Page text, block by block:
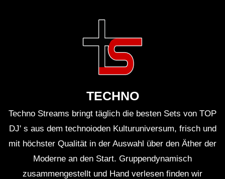
Stimmung im Raum und schafft es, das Publikum mit
seinen Sets auf eine emotionale Reise mitzunehmen.
Sónar 2025 verspricht, eine noch stärkere
Verschmelzung von Kunst, Musik und Technologie zu
bieten und wird zahlreiche innovative Künstler und
Projekte präsentieren.
TECHNO
Techno Streams bringt täglich die besten Sets von TOP
DJ' s aus dem technoioden Kulturuniversum, frisch und
mit höchster Qualität in der Auswahl über den Äther der
Moderne an den Start. Gruppendynamisch
zusammengestellt und Hand verlesen finden wir